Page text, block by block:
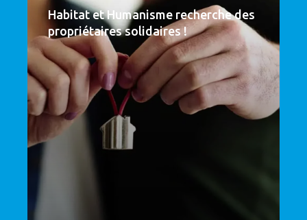
Habitat et Humanisme recherche des
propriétaires solidaires !